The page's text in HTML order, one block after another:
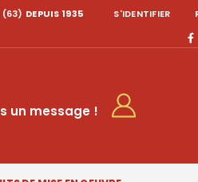
(63) DEPUIS 1935 S'IDENTIFIER
un message !